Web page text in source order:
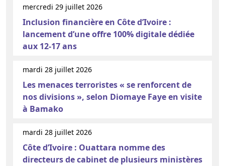
mercredi 29 juillet 2026
Inclusion financière en Côte d’Ivoire :
lancement d’une offre 100% digitale dédiée
aux 12-17 ans
mardi 28 juillet 2026
Les menaces terroristes « se renforcent de
nos divisions », selon Diomaye Faye en visite
à Bamako
mardi 28 juillet 2026
Côte d’Ivoire : Ouattara nomme des
directeurs de cabinet de plusieurs ministères